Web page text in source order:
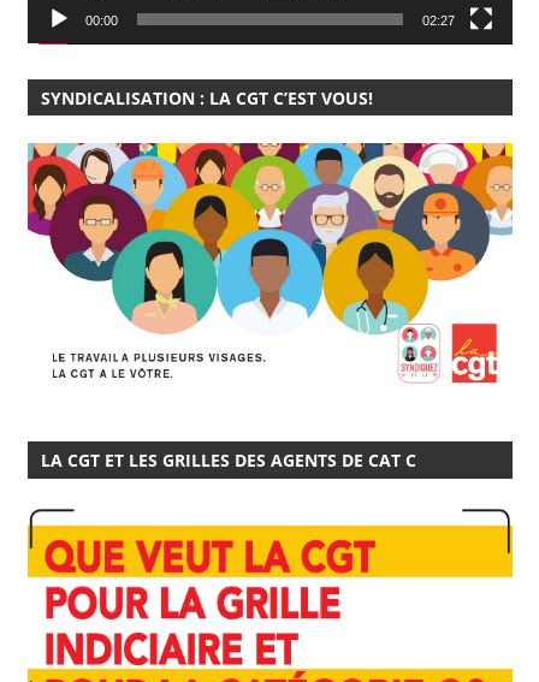
00:00 02:27
SYNDICALISATION : LA CGT C’EST VOUS!
LA CGT ET LES GRILLES DES AGENTS DE CAT C